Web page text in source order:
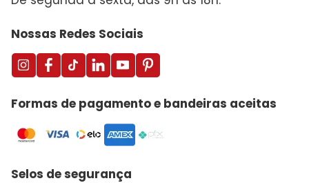
Nossas Redes Sociais
Formas de pagamento e bandeiras aceitas
Selos de segurança